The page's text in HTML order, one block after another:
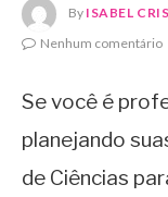
By ISABEL
Nenhum comentário
Se você é
planejando
de Ciências